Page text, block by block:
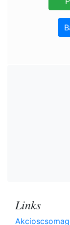
Links